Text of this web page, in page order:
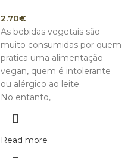
2.70€
As bebidas vegetais são
muito consumidas por quem
pratica uma alimentação
vegan, quem é intolerante
ou alérgico ao leite.
No entanto,
Read more